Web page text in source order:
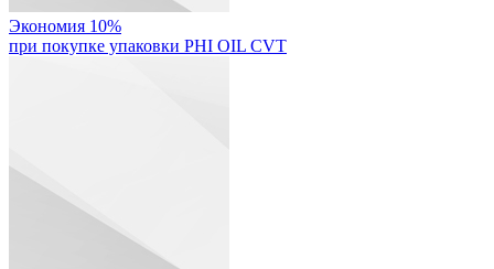
Экономия 10%
при покупке упаковки PHI OIL CVT